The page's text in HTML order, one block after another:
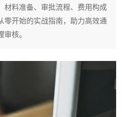
材料准备、审批流程、费用构成
零开始的实战指南，助力高效通
核。